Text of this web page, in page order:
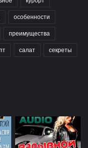
особенности
преимущества
салат секреты